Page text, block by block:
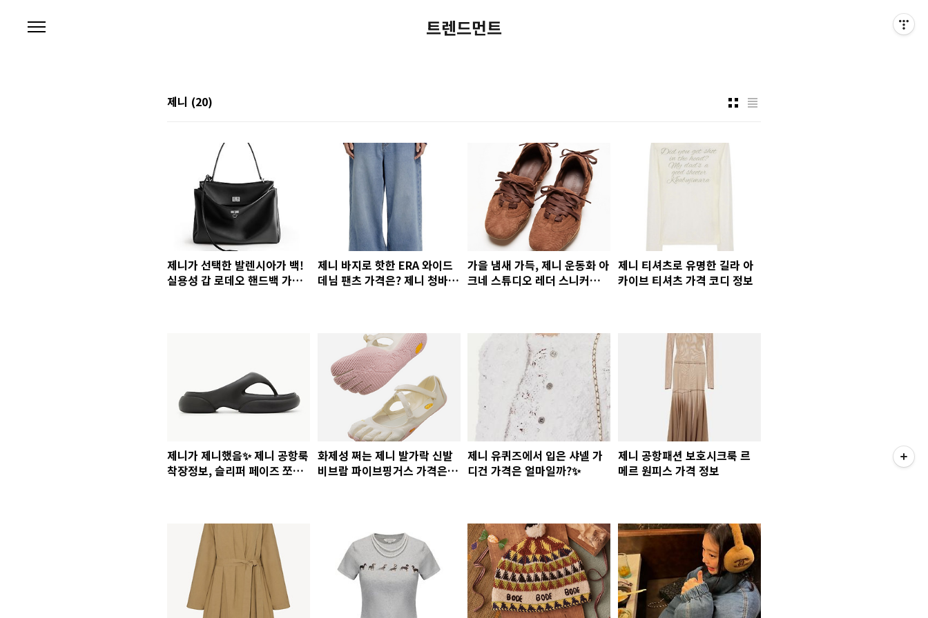
트렌드먼트
제니 (20)
제니가 선택한 발렌시아가 백!
실용성 갑 로데오 핸드백 가격
제니 바지로 핫한 ERA 와이드
데님 팬츠 가격은? 제니 청바지
가을 냄새 가득, 제니 운동화 아
크네 스튜디오 레더 스니커즈
제니 티셔츠로 유명한 길라 아
카이브 티셔츠 가격 코디 정보
제니가 제니했음✨ 제니 공항룩
착장정보, 슬리퍼 페이즈 쪼리
화제성 쩌는 제니 발가락 신발
비브람 파이브핑거스 가격은
제니 유퀴즈에서 입은 샤넬 가
디건 가격은 얼마일까?✨
제니 공항패션 보호시크룩 르
메르 원피스 가격 정보